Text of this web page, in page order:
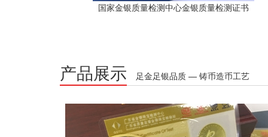
国家金银质量检测中心金银质量检测证书
产品展示 足金足银品质 — 铸币造币工艺